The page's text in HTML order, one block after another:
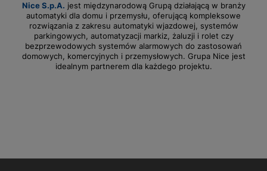
Nice S.p.A. jest międzynarodową Grupą działającą w branży
automatyki dla domu i przemysłu, oferującą kompleksowe
rozwiązania z zakresu automatyki wjazdowej, systemów
parkingowych, automatyzacji markiz, żaluzji i rolet czy
bezprzewodowych systemów alarmowych do zastosowań
domowych, komercyjnych i przemysłowych. Grupa Nice jest
idealnym partnerem dla każdego projektu.